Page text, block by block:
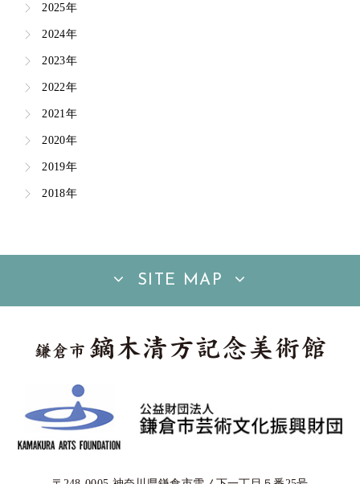
2025年
2024年
2023年
2022年
2021年
2020年
2019年
2018年
SITE MAP